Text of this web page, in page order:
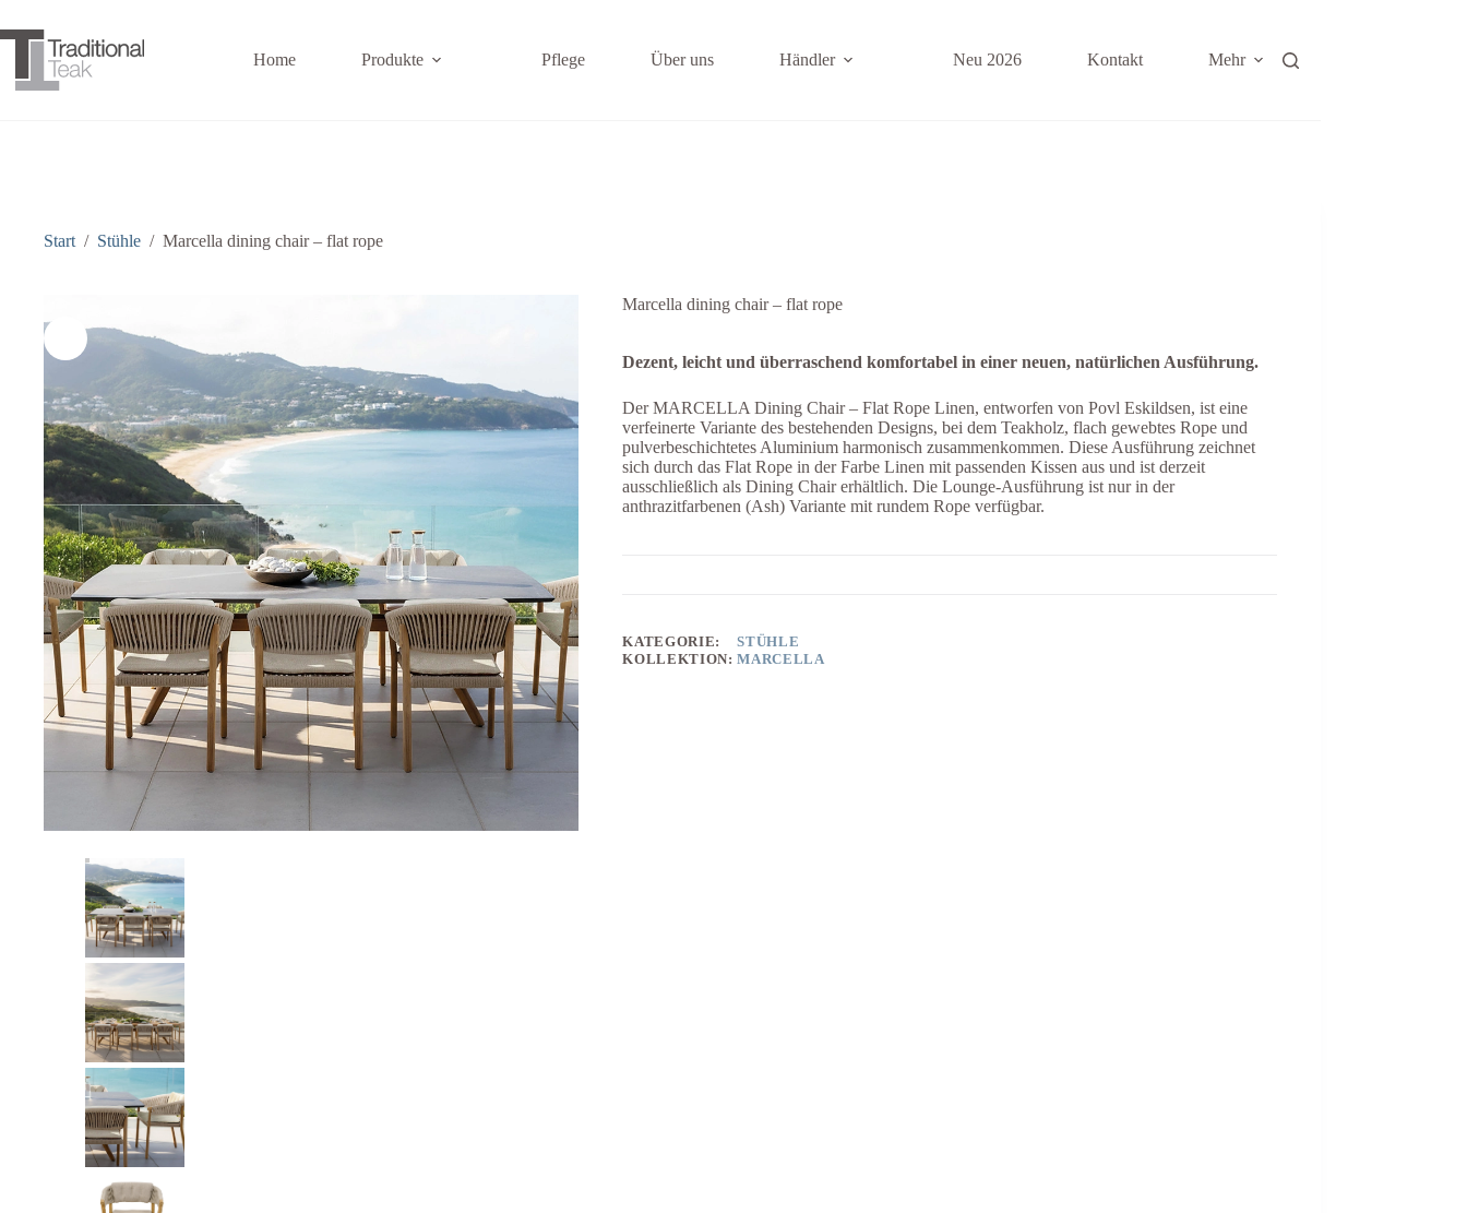
Inhalt
springen
Home Produkte Pflege Über uns Händler Neu 2026 Kontakt Mehr
Start / Stühle / Marcella dining chair – flat rope
Marcella dining chair – flat rope
Dezent, leicht und überraschend komfortabel in einer neuen, natürlichen Ausführung.
Der MARCELLA Dining Chair – Flat Rope Linen, entworfen von Povl Eskildsen, ist eine
verfeinerte Variante des bestehenden Designs, bei dem Teakholz, flach gewebtes Rope und
pulverbeschichtetes Aluminium harmonisch zusammenkommen. Diese Ausführung zeichnet
sich durch das Flat Rope in der Farbe Linen mit passenden Kissen aus und ist derzeit
ausschließlich als Dining Chair erhältlich. Die Lounge-Ausführung ist nur in der
anthrazitfarbenen (Ash) Variante mit rundem Rope verfügbar.
KATEGORIE:
STÜHLE
KOLLEKTION: MARCELLA